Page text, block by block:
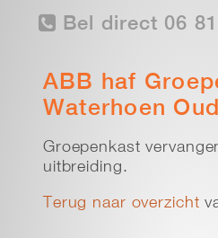
Bel direct 06
CONTACT
ABB haf
Waterhoen
Groepenkast
uitbreiding.
Terug naar overzicht